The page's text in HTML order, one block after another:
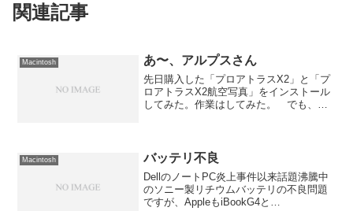
関連記事
Macintosh あ〜、アルプスさん
先日購入した「プロアトラスX2」と「プ
ロアトラスX2航空写真」をインストール
してみた。作業はしてみた。 でも、イ
新規ユーザーを作...
Macintosh バッテリ不良
DellのノートPC炎上事件以来話題沸騰中
のソニー製リチウムバッテリの不良問題
ですが、AppleもiBookG4と